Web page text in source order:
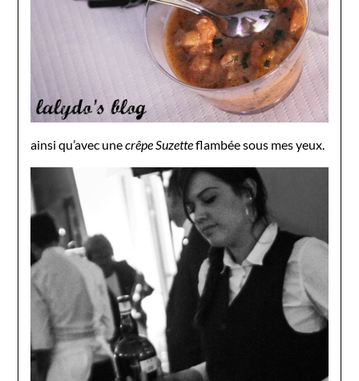
ainsi qu’avec unecrêpe Suzetteflambée sous mes yeux.